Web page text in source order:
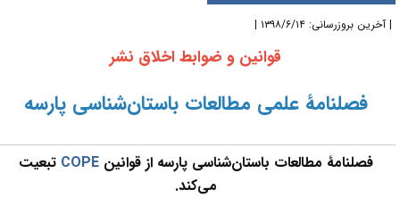
بروزرسانی: ۱۳۹۸/۶/۱۴ |
قوانین و ضوابط اخلاق نشر
فصلنامۀ‌ علمی مطالعات باستان‌شناسی پارسه
فصلنامۀ مطالعات باستان‌شناسی پارسه از قوانینCOPEتبعیت
می‌کند.